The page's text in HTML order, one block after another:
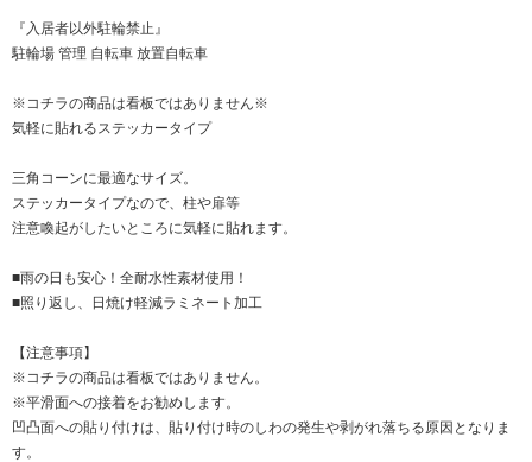
『入居者以外駐輪禁止』
駐輪場 管理 自転車 放置自転車
※コチラの商品は看板ではありません※
気軽に貼れるステッカータイプ
三角コーンに最適なサイズ。
ステッカータイプなので、柱や扉等
注意喚起がしたいところに気軽に貼れます。
■雨の日も安心！全耐水性素材使用！
■照り返し、日焼け軽減ラミネート加工
【注意事項】
※コチラの商品は看板ではありません。
※平滑面への接着をお勧めします。
凹凸面への貼り付けは、貼り付け時のしわの発生や剥がれ落ちる原因となりま
す。